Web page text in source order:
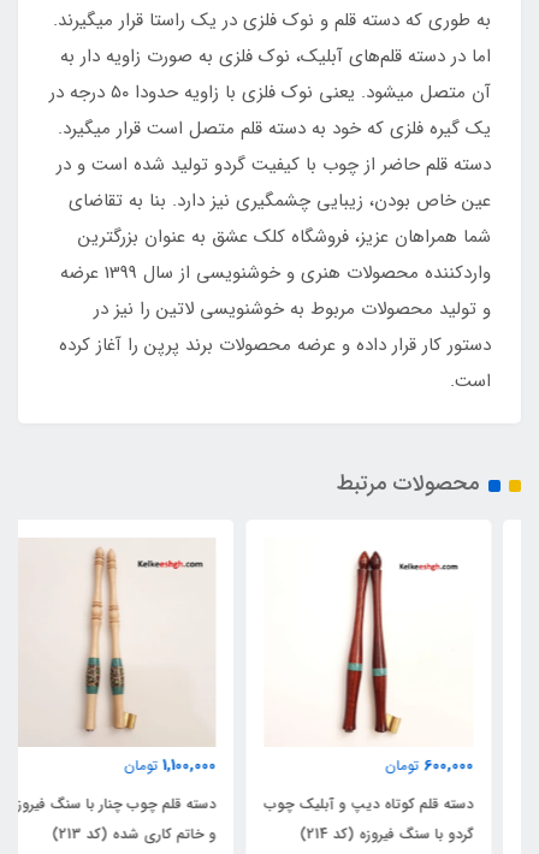
به طوری که دسته قلم و نوک فلزی در یک راستا قرار میگیرند.
اما در دسته قلم‌های آبلیک، نوک فلزی به صورت زاویه دار به
آن متصل میشود. یعنی نوک فلزی با زاویه حدودا ۵۰ درجه در
یک گیره فلزی که خود به دسته قلم متصل است قرار میگیرد.
دسته قلم حاضر از چوب با کیفیت گردو تولید شده است و در
عین خاص بودن، زیبایی چشمگیری نیز دارد. بنا به تقاضای
شما همراهان عزیز، فروشگاه کلک عشق به عنوان بزرگترین
واردکننده محصولات هنری و خوشنویسی از سال 1399 عرضه
و تولید محصولات مربوط به خوشنویسی لاتین را نیز در
دستور کار قرار داده و عرضه محصولات برند پرپن را آغاز کرده
است.
محصولات مرتبط
600,000 تومان
دسته قلم کوتاه دیپ و آبلیک چوب
گردو با سنگ فیروزه (کد 214)
1,100,000 تومان
دسته قلم چوب چنار با سنگ فیروزه
و خاتم کاری شده (کد 213)